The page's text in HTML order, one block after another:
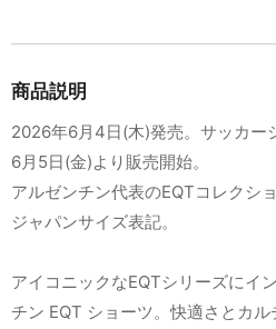
商品説明
2026年6月4日(木)発売。サッカー
6月5日(金)より販売開始。
アルゼンチン代表のEQTコレクシ
ジャパンサイズ表記。
アイコニックなEQTシリーズにイ
チン EQT ショーツ。快適さとカ